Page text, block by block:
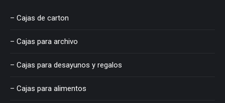
– Cajas de carton
– Cajas para archivo
– Cajas para desayunos y regalos
– Cajas para alimentos